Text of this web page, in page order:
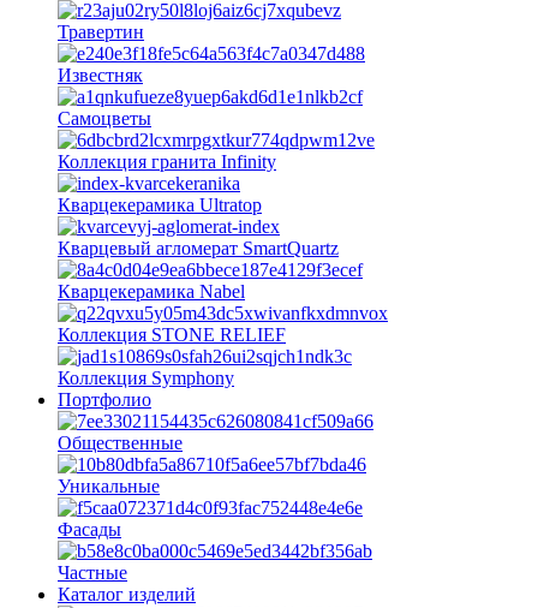
Травертин
Известняк
Самоцветы
Коллекция гранита Infinity
Кварцекерамика Ultratop
Кварцевый агломерат SmartQuartz
Кварцекерамика Nabel
Коллекция STONE RELIEF
Коллекция Symphony
Портфолио
Общественные
Уникальные
Фасады
Частные
Каталог изделий